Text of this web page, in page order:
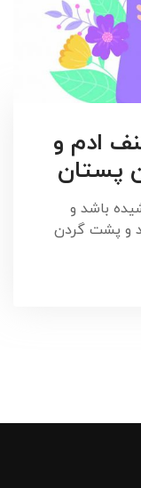
ادم و
پستان
باشد و
و پشت گردن